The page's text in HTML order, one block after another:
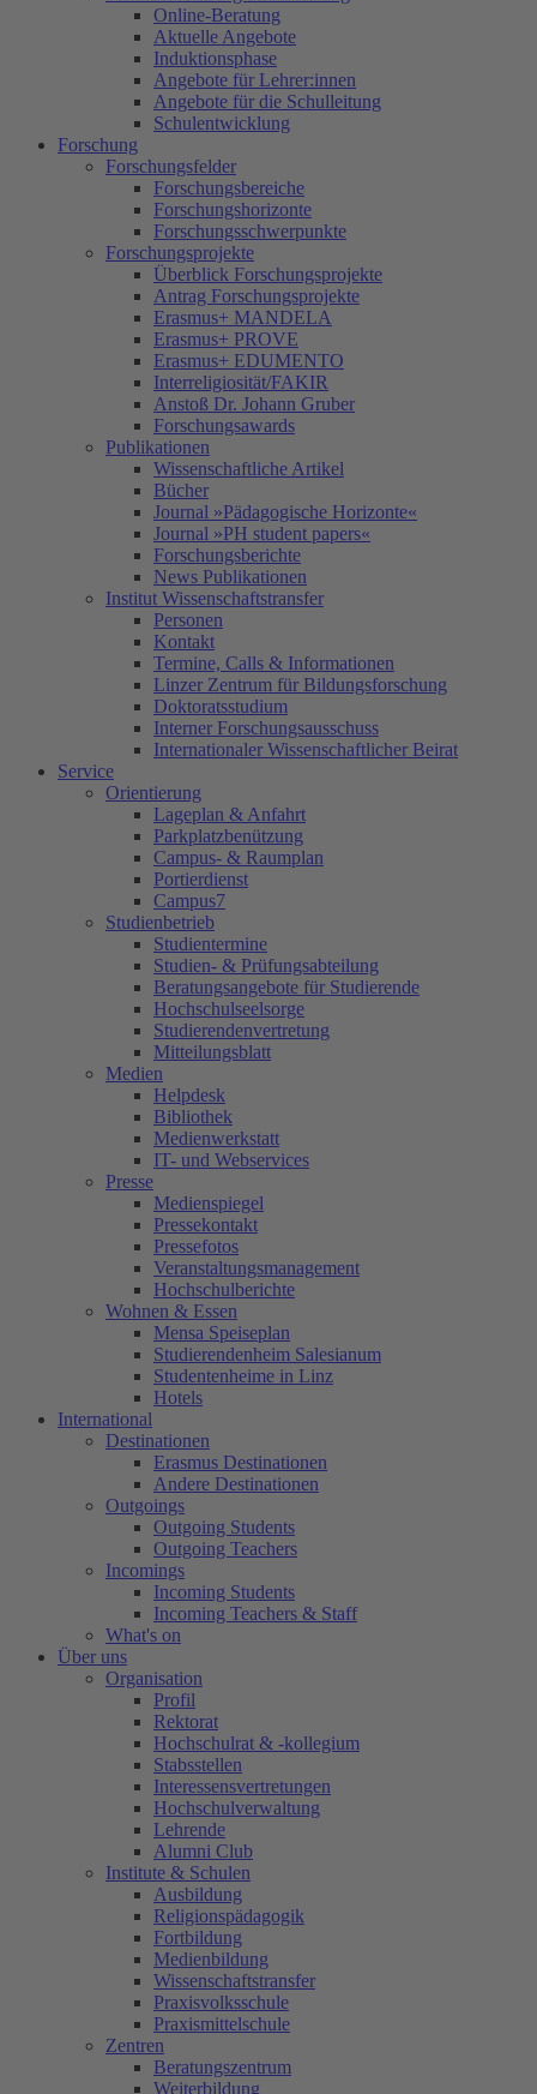
Online-Beratung
Aktuelle Angebote
Induktionsphase
Angebote für Lehrer:innen
Angebote für die Schulleitung
Schulentwicklung
Forschung
Forschungsfelder
Forschungsbereiche
Forschungshorizonte
Forschungsschwerpunkte
Forschungsprojekte
Überblick Forschungsprojekte
Antrag Forschungsprojekte
Erasmus+ MANDELA
Erasmus+ PROVE
Erasmus+ EDUMENTO
Interreligiosität/FAKIR
Anstoß Dr. Johann Gruber
Forschungsawards
Publikationen
Wissenschaftliche Artikel
Bücher
Journal »Pädagogische Horizonte«
Journal »PH student papers«
Forschungsberichte
News Publikationen
Institut Wissenschaftstransfer
Personen
Kontakt
Termine, Calls & Informationen
Linzer Zentrum für Bildungsforschung
Doktoratsstudium
Interner Forschungsausschuss
Internationaler Wissenschaftlicher Beirat
Service
Orientierung
Lageplan & Anfahrt
Parkplatzbenützung
Campus- & Raumplan
Portierdienst
Campus7
Studienbetrieb
Studientermine
Studien- & Prüfungsabteilung
Beratungsangebote für Studierende
Hochschulseelsorge
Studierendenvertretung
Mitteilungsblatt
Medien
Helpdesk
Bibliothek
Medienwerkstatt
IT- und Webservices
Presse
Medienspiegel
Pressekontakt
Pressefotos
Veranstaltungsmanagement
Hochschulberichte
Wohnen & Essen
Mensa Speiseplan
Studierendenheim Salesianum
Studentenheime in Linz
Hotels
International
Destinationen
Erasmus Destinationen
Andere Destinationen
Outgoings
Outgoing Students
Outgoing Teachers
Incomings
Incoming Students
Incoming Teachers & Staff
What's on
Über uns
Organisation
Profil
Rektorat
Hochschulrat & -kollegium
Stabsstellen
Interessensvertretungen
Hochschulverwaltung
Lehrende
Alumni Club
Institute & Schulen
Ausbildung
Religionspädagogik
Fortbildung
Medienbildung
Wissenschaftstransfer
Praxisvolksschule
Praxismittelschule
Zentren
Beratungszentrum
Weiterbildung